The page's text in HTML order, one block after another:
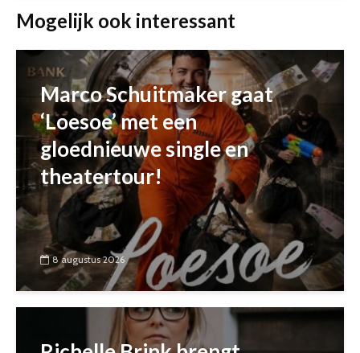
Mogelijk ook interessant
Marco Schuitmaker gaat
‘Loesoe’ met een
gloednieuwe single en
theatertour!
8 augustus 2026